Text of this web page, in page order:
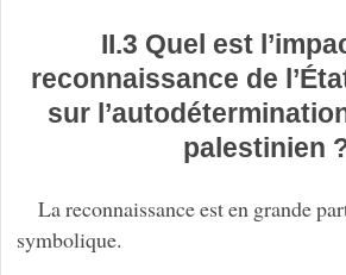
II.3 Quel est
reconnaissance de
sur
palestinien
La reconnaissance est en grande
symbolique.